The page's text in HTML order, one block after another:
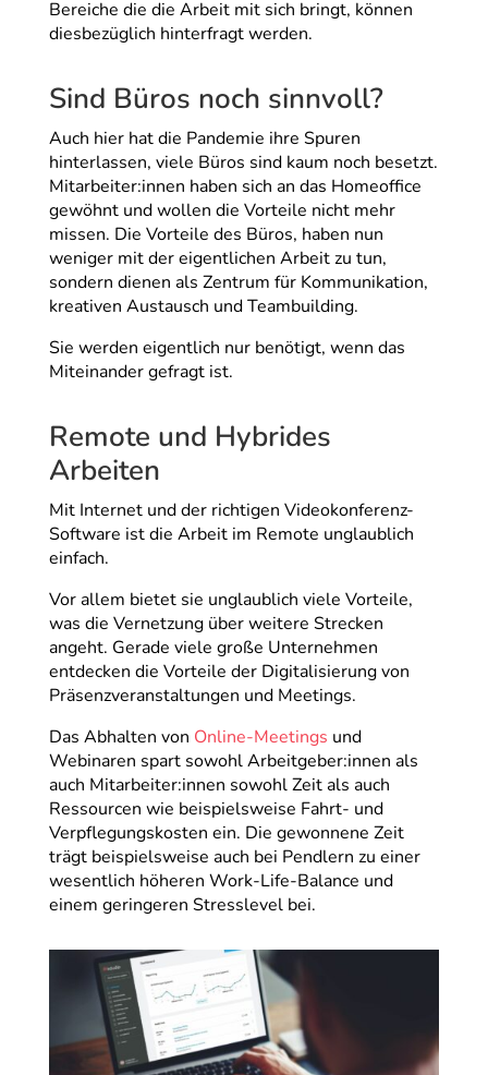
Bereiche die die Arbeit mit sich bringt, können
diesbezüglich hinterfragt werden.
Sind Büros noch sinnvoll?
Auch hier hat die Pandemie ihre Spuren
hinterlassen, viele Büros sind kaum noch besetzt.
Mitarbeiter:innen haben sich an das Homeoffice
gewöhnt und wollen die Vorteile nicht mehr
missen. Die Vorteile des Büros, haben nun
weniger mit der eigentlichen Arbeit zu tun,
sondern dienen als Zentrum für Kommunikation,
kreativen Austausch und Teambuilding.
Sie werden eigentlich nur benötigt, wenn das
Miteinander gefragt ist.
Remote und Hybrides
Arbeiten
Mit Internet und der richtigen Videokonferenz-
Software ist die Arbeit im Remote unglaublich
einfach.
Vor allem bietet sie unglaublich viele Vorteile,
was die Vernetzung über weitere Strecken
angeht. Gerade viele große Unternehmen
entdecken die Vorteile der Digitalisierung von
Präsenzveranstaltungen und Meetings.
Das Abhalten von Online-Meetings und
Webinaren spart sowohl Arbeitgeber:innen als
auch Mitarbeiter:innen sowohl Zeit als auch
Ressourcen wie beispielsweise Fahrt- und
Verpflegungskosten ein. Die gewonnene Zeit
trägt beispielsweise auch bei Pendlern zu einer
wesentlich höheren Work-Life-Balance und
einem geringeren Stresslevel bei.